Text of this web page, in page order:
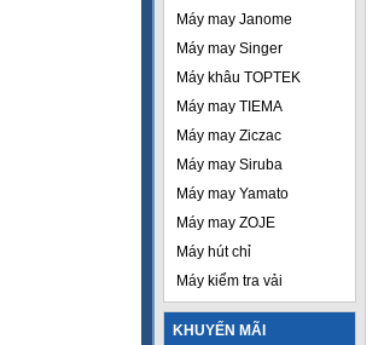
Máy may Janome
Máy may Singer
Máy khâu TOPTEK
Máy may TIEMA
Máy may Ziczac
Máy may Siruba
Máy may Yamato
Máy may ZOJE
Máy hút chỉ
Máy kiểm tra vải
KHUYẾN MÃI